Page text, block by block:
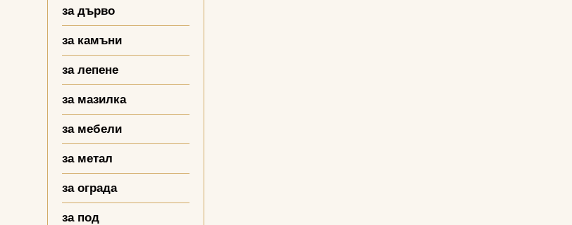
за дърво
за камъни
за лепене
за мазилка
за мебели
за метал
за ограда
за под